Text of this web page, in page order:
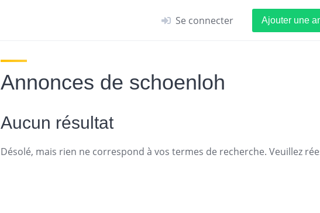
Se connecter Ajouter une
Annonces de schoenloh
Aucun résultat
Désolé, mais rien ne correspond à vos termes de recherche. Veuillez